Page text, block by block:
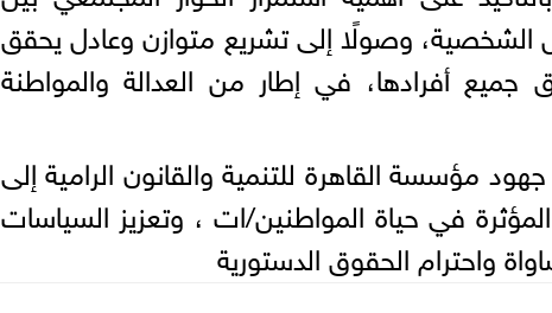
الشخصية، وصولًا إلى تشريع متوازن وعادل يحقق
أفرادها، في إطار من العدالة والمواطنة
مؤسسة القاهرة للتنمية والقانون الرامية إلى
في حياة المواطنين/ات ، وتعزيز السياسات
واحترام الحقوق الدستورية